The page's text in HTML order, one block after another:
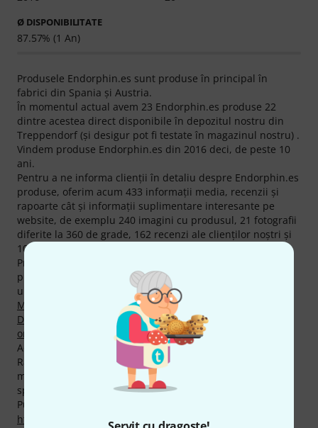
Ø DISPONIBILITATE
87.57% (1 An)
Produsele Endorphin.es sunt produse în principal în
fabrici din Spania şi Austria.
În momentul actual avem 23 Endorphin.es produse 22
dintre acestea direct disponibile în depozitul nostru din
Treppendorf (şi desigur pot fi testate în magazinul nostru) .
Vindem produse Endorphin.es din 2016 deci, de peste 10
ani.
Pentru a ne informa clienţii în detaliu despre Endorphin.es
produse, oferim acum 433 informaţii media, recenzii şi
rapoarte cât şi informaţii suplimentare interesante pe
website, de exemplu 240 imagini cu produsul, 21 fotografii
diferite la 360 de grade, 162 recenzi ale clienţilor noştri şi
10 rapoarte ale testelor din reviste (în limbi diferite).
Printre cele mai vândute mărci ale noastre se numără 6
produse Endorphin.es în acest moment de ex. din
următoarele categorii de produseProcesoare Multi Efect
Module Tobe
Pedale de Volum şi de Expresie
Distorsiune, Waveshaper ,Module Efecte
one modulare
Acordăm deasemenea pentru produsele Endorphin.es,
Rambursarea Banilor în 30 de Zile, 3 ani garanţie cât şi
multe alte servicii cum ar fi asistenţa pe site asigurată de
specialişti calificaţi,etc.
Puteți găsi mai multe informații despre producător pe
http://endorphin.es